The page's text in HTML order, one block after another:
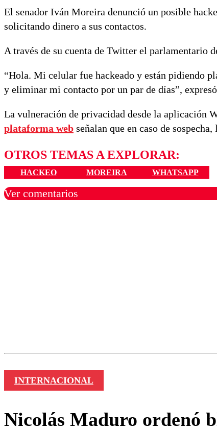
El senador Iván Moreira denunció un posible
solicitando dinero a sus contactos.
A través de su cuenta de Twitter el parlamentario
“Hola. Mi celular fue hackeado y están pidiendo
y eliminar mi contacto por un par de días”,
La vulneración de privacidad desde la aplicación
plataforma web señalan que en caso de
OTROS TEMAS A EXPLORAR:
HACKEO MOREIRA WHATSAPP
Ver comentarios
INTERNACIONAL
Nicolás Maduro ordenó